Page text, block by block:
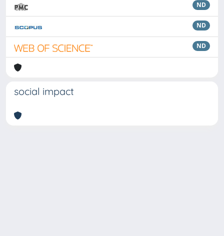
ND
ND
ND
social impact